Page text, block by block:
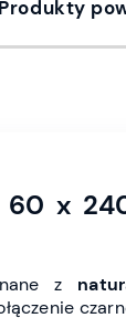
Produkty
60 x
z